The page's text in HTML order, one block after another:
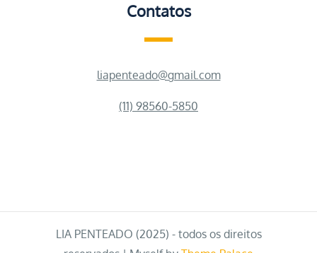
Contatos
liapenteado@gmail.com
(11) 98560-5850
LIA PENTEADO (2025) - todos os direitos